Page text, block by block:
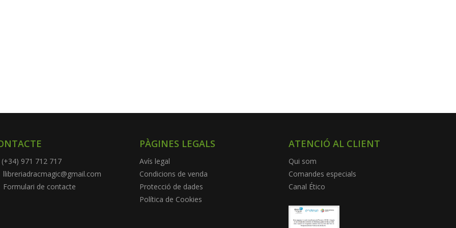
(+34) 971 712 717
llibreriadracmagic@gmail.com
Formulari de contacte
PÀGINES LEGALS
Avís legal
Condicions de venda
Protecció de dades
Política de Cookies
ATENCIÓ AL CLIENT
Qui som
Comandes especials
Canal Ético